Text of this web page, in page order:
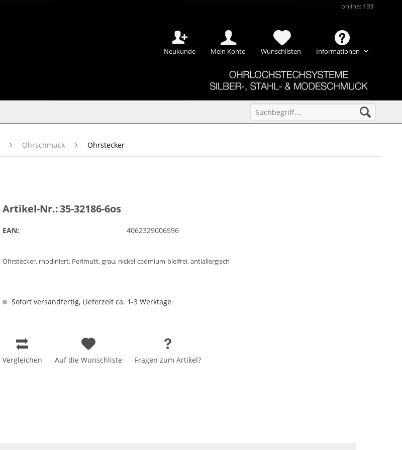
Neukunde Mein Konto Wunschlisten Informationen
online: 193
Ohrschmuck Ohrstecker
Artikel-Nr.:35-32186-6os
EAN: 4062329006596
Ohrstecker, rhodiniert, Perlmutt, grau, nickel-cadmium-bleifrei, antiallergisch
Sofort versandfertig, Lieferzeit ca. 1-3 Werktage
Vergleichen Auf die Wunschliste Fragen zum Artikel?